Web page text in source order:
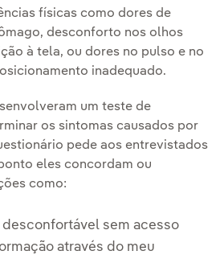
físicas como dores de
desconforto nos olhos
à tela, ou dores no pulso e no
inadequado.
um teste de
os sintomas causados por
pede aos entrevistados
eles concordam ou
como:
desconfortável sem acesso
através do meu